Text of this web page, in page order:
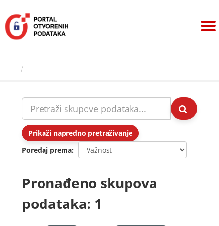
sadržaj
Prikaži napredno pretraživanje
Poredaj prema
Pronađeno skupova
podataka: 1